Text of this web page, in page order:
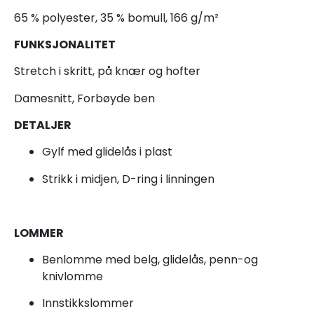
65 % polyester, 35 % bomull, 166 g/m²
FUNKSJONALITET
Stretch i skritt, på knær og hofter
Damesnitt, Forbøyde ben
DETALJER
Gylf med glidelås i plast
Strikk i midjen, D-ring i linningen
LOMMER
Benlomme med belg, glidelås, penn-og
knivlomme
Innstikkslommer